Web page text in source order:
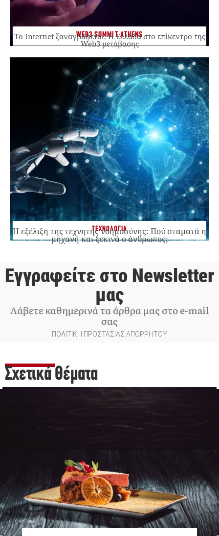
WEB3 SUMMIT ATHENS
Το Internet ξαναγράφεται. Η Ελλάδα στο επίκεντρο της
Web3 μετάβασης
ΤΕΧΝΟΛΟΓΙΑ
Η εξέλιξη της τεχνητής νοημοσύνης: Πού σταματά η
μηχανή και ξεκινά ο άνθρωπος;
Εγγραφείτε στο Newsletter
μας
Λάβετε καθημερινά τα άρθρα μας στο e-mail
σας
ΠΟΛΙΤΙΚΗ ΠΡΟΣΤΑΣΙΑΣ ΑΠΟΡΡΗΤΟΥ
Σχετικά Θέματα